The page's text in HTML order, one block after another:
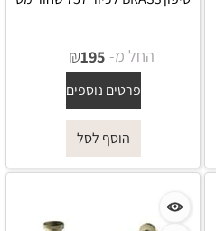
החל מ- ₪195
פרטים נוספים
הוסף לסל